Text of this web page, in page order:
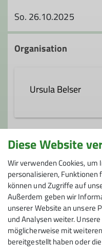
So. 26.10.2025
Organisation
Ursula Belser
Ämter
Tourenleiter*in
Gruppe
Familiengruppe
Wir sind eine
Familien, die
Diese Website
Wir verwenden Cookies, um
personalisieren, Funktionen
können und Zugriffe auf
Außerdem geben wir
unserer Website an unsere
und Analysen weiter.
möglicherweise mit
bereitgestellt haben oder